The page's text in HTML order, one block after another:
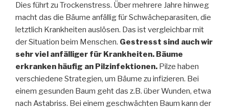
Dies führt zu Trockenstress. Über mehrere Jahre hinweg
macht das die Bäume anfällig für Schwächeparasiten, die
letztlich Krankheiten auslösen. Das ist vergleichbar mit
der Situation beim Menschen. Gestresst sind auch wir
sehr viel anfälliger für Krankheiten. Bäume
erkranken häufig an Pilzinfektionen. Pilze haben
verschiedene Strategien, um Bäume zu infizieren. Bei
einem gesunden Baum geht das z.B. über Wunden, etwa
nach Astabriss. Bei einem geschwächten Baum kann der